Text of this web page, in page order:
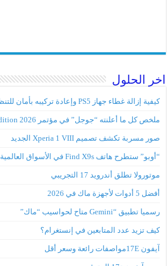
اخر الحلول
كيفية إزالة غطاء جهاز PS5 وإعادة تركيبه بأمان للتنظيف والتحديثات
ملخص كل ما أعلنته “جوجل” في مؤتمر Android Show I/O Edition 2026
صور مسربة تكشف تصميم Xperia 1 VIII الجديد
“أوبو” ستطرح هاتف Find X9s في الأسواق العالمية
موتورولا تطلق أندرويد 17 التجريبي
أفضل 5 أدوات لأجهزة ماك في 2026
رسميا تطبيق “Gemini متاح لحواسيب “ماك”
كيف تزيد عدد المتابعين في إنستغرام؟
آيفون 17Eمواصفات رائعة وسعر أقل